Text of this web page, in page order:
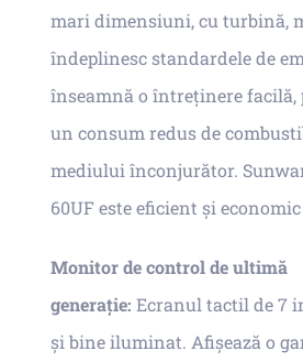
mari dimensiuni, cu turbină,
îndeplinesc standardele de
înseamnă o întreținere facilă,
un consum redus de
mediului înconjurător.
60UF este eficient și
Monitor de control de ultimă
generație: Ecranul tactil de 7
și bine iluminat. Afișează o